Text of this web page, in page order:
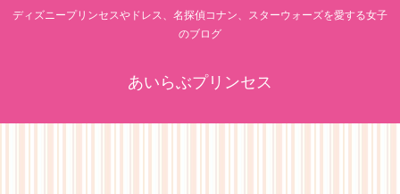
ディズニープリンセスやドレス、名探偵コナン、スターウォーズを愛する女子
のブログ
あいらぶプリンセス